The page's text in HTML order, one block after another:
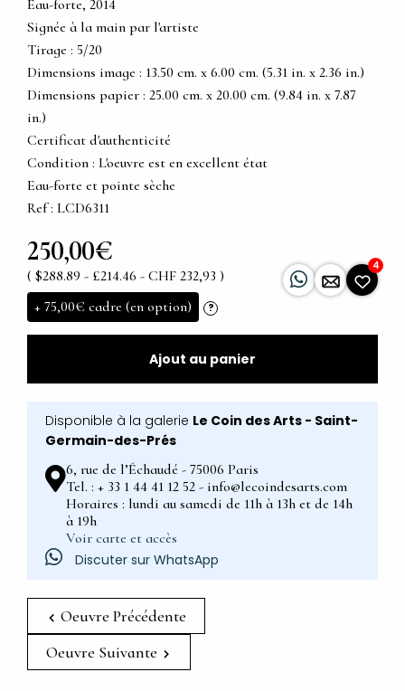
Eau-forte, 2014
Signée à la main par l'artiste
Tirage : 5/20
Dimensions image : 13.50 cm. x 6.00 cm. (5.31 in. x 2.36 in.)
Dimensions papier : 25.00 cm. x 20.00 cm. (9.84 in. x 7.87
in.)
Certificat d'authenticité
Condition : L'oeuvre est en excellent état
Eau-forte et pointe sèche
Ref : LCD6311
250,00€
( $288.89 - £214.46 - CHF 232,93 )
+ 75,00€ cadre (en option) ?
4
Ajout au panier
Disponible à la galerie Le Coin des Arts - Saint-
Germain-des-Prés
6, rue de l’Échaudé - 75006 Paris
Tel. : + 33 1 44 41 12 52 - info@lecoindesarts.com
Horaires : lundi au samedi de 11h à 13h et de 14h
à 19h
Voir carte et accès
Discuter sur WhatsApp
Oeuvre Précédente
Oeuvre Suivante